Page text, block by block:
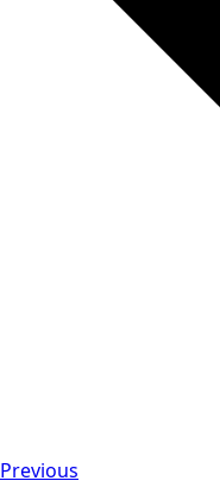
Previous